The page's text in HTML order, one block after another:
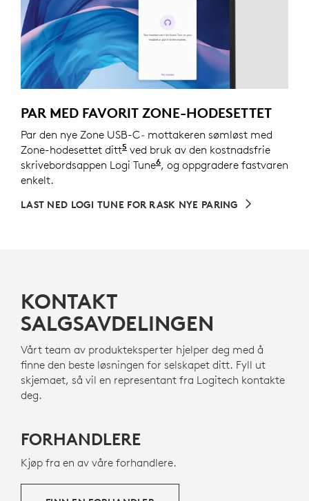
PAR MED FAVORIT ZONE-HODESETTET
Par den nye Zone USB-C- mottakeren sømløst med
Zone-hodesettet ditt5 Se hele listen over støttede
ved bruk av den kostnadsfrie
skrivebordsappen Logi Tune6Logi Tune er ikke
, og oppgradere fastvaren
enkelt.
LAST NED LOGI TUNE FOR RASK NYE PARING
KONTAKT
SALGSAVDELINGEN
Vårt team av produkteksperter hjelper deg med å
finne den beste løsningen for selskapet ditt. Fyll ut
skjemaet, så vil en representant fra Logitech kontakte
deg.
FORHANDLERE
Kjøp fra en av våre forhandlere.